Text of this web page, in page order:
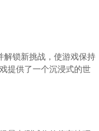
锁新挑战，使游戏保持
提供了一个沉浸式的世